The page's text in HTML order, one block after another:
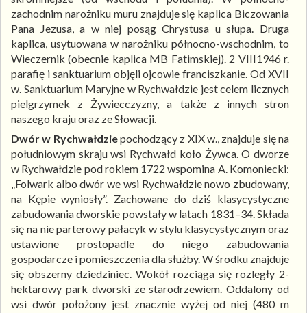
zachodnim narożniku muru znajduje się kaplica Biczowania
Pana Jezusa, a w niej posąg Chrystusa u słupa. Druga
kaplica, usytuowana w narożniku północno-wschodnim, to
Wieczernik (obecnie kaplica MB Fatimskiej). 2 VIII1946 r.
parafię i sanktuarium objęli ojcowie franciszkanie. Od XVII
w. Sanktuarium Maryjne w Rychwałdzie jest celem licznych
pielgrzymek z Żywiecczyzny, a także z innych stron
naszego kraju oraz ze Słowacji.
Dwór w Rychwałdziepochodzący z XIX w., znajduje się na
południowym skraju wsi Rychwałd koło Żywca. O dworze
w Rychwałdzie pod rokiem 1722 wspomina A. Komoniecki:
„Folwark albo dwór we wsi Rychwałdzie nowo zbudowany,
na Kępie wyniosły”. Zachowane do dziś klasycystyczne
zabudowania dworskie powstały w latach 1831–34. Składa
się na nie parterowy pałacyk w stylu klasycystycznym oraz
ustawione prostopadle do niego zabudowania
gospodarcze i pomieszczenia dla służby. W środku znajduje
się obszerny dziedziniec. Wokół rozciąga się rozległy 2-
hektarowy park dworski ze starodrzewiem. Oddalony od
wsi dwór położony jest znacznie wyżej od niej (480 m